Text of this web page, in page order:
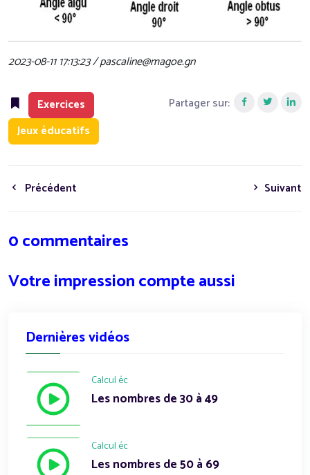
2023-08-11 17:13:23 / pascaline@magoe.gn
Exercices
Jeux éducatifs
Partager sur:
Précédent Suivant
0 commentaires
Votre impression compte aussi
Dernières vidéos
Calcul éc
Les nombres de 30 à 49
Calcul éc
Les nombres de 50 à 69